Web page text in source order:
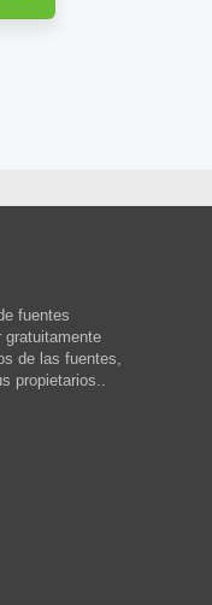
fuentes
gratuitamente
de las fuentes,
propietarios..